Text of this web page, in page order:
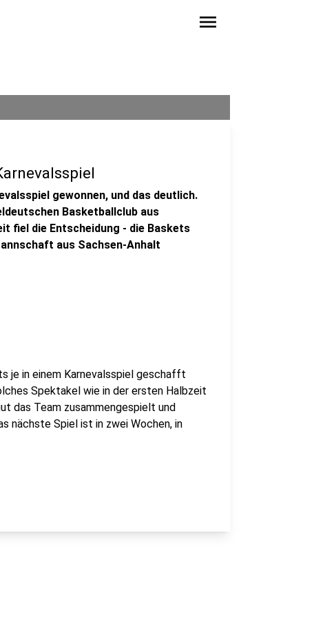
menu
gewonnen, und das deutlich.
Basketballclub aus
fiel die Entscheidung - die Baskets
aus Sachsen-Anhalt
je in einem Karnevalsspiel geschafft
Spektakel wie in der ersten Halbzeit
das Team zusammengespielt und
nächste Spiel ist in zwei Wochen, in